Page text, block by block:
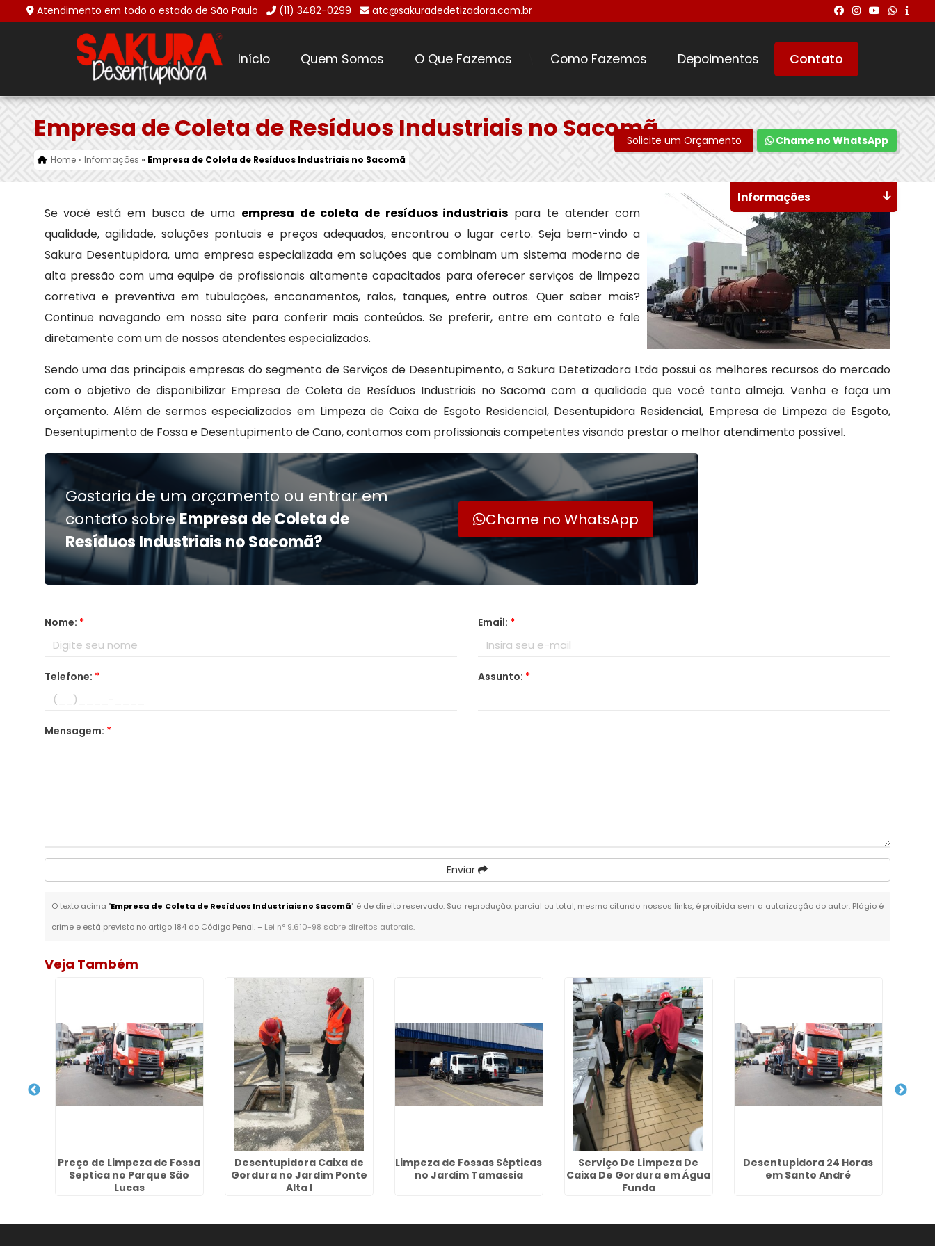
Atendimento em todo o estado de São Paulo (11) 3482-0299 atc@sakuradedetizadora.com.br
Início Quem Somos O Que Fazemos Como Fazemos Depoimentos Contato
Empresa de Coleta de Resíduos Industriais no Sacomã
Home» Informações » Empresa de Coleta de Resíduos Industriais no Sacomã
Solicite um Orçamento Chame no WhatsApp
Se você está em busca de uma empresa de coleta de resíduos industriais para te atender com
qualidade, agilidade, soluções pontuais e preços adequados, encontrou o lugar certo. Seja bem-vindo a
Sakura Desentupidora, uma empresa especializada em soluções que combinam um sistema moderno de
alta pressão com uma equipe de profissionais altamente capacitados para oferecer serviços de limpeza
corretiva e preventiva em tubulações, encanamentos, ralos, tanques, entre outros. Quer saber mais?
Continue navegando em nosso site para conferir mais conteúdos. Se preferir, entre em contato e fale
diretamente com um de nossos atendentes especializados.
Sendo uma das principais empresas do segmento de Serviços de Desentupimento, a Sakura Detetizadora Ltda possui os melhores recursos do mercado
com o objetivo de disponibilizar Empresa de Coleta de Resíduos Industriais no Sacomã com a qualidade que você tanto almeja. Venha e faça um
orçamento. Além de sermos especializados em Limpeza de Caixa de Esgoto Residencial, Desentupidora Residencial, Empresa de Limpeza de Esgoto,
Desentupimento de Fossa e Desentupimento de Cano, contamos com profissionais competentes visando prestar o melhor atendimento possível.
Gostaria de um orçamento ou entrar em
contato sobreEmpresa de Coleta de
Resíduos Industriais no Sacomã?
Chame no WhatsApp
Nome: * Email: *
Telefone: * Assunto: *
Mensagem: *
Enviar
O texto acima "Empresa de Coleta de Resíduos Industriais no Sacomã" é de direito reservado. Sua reprodução, parcial ou total, mesmo citando nossos links, é proibida sem a autorização do autor. Plágio é
crime e está previsto no artigo 184 do Código Penal. – Lei n° 9.610-98 sobre direitos autorais.
Informações
Veja Também
Preço de Limpeza de Fossa
Septica no Parque São
Lucas
Desentupidora Caixa de
Gordura no Jardim Ponte
Alta I
Limpeza de Fossas Sépticas
no Jardim Tamassia
Serviço De Limpeza De
Caixa De Gordura em Água
Funda
Desentupidora 24 Horas
em Santo André